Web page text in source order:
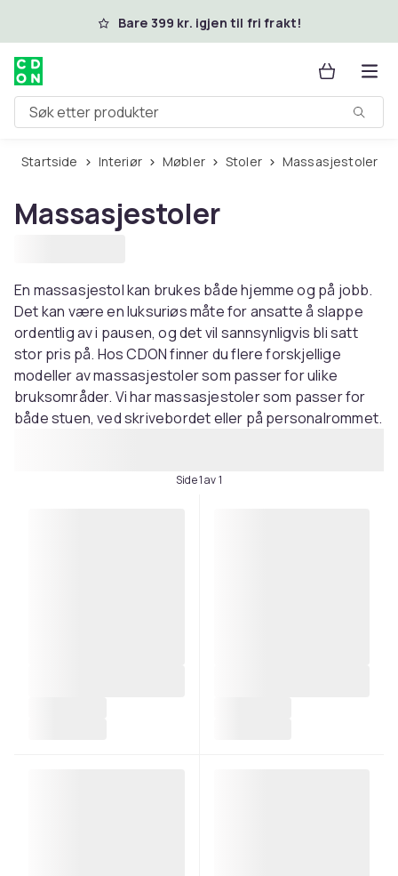
Hopp til hovedinnholdBare 399 kr. igjen til fri frakt!
Søk etter produkter
Startside Interiør Møbler Stoler Massasjestoler
Massasjestoler
En massasjestol kan brukes både hjemme og på jobb.
Det kan være en luksuriøs måte for ansatte å slappe
ordentlig av i pausen, og det vil sannsynligvis bli satt
stor pris på. Hos CDON finner du flere forskjellige
modeller av massasjestoler som passer for ulike
bruksområder. Vi har massasjestoler som passer for
både stuen, ved skrivebordet eller på personalrommet.
Side 1 av 1